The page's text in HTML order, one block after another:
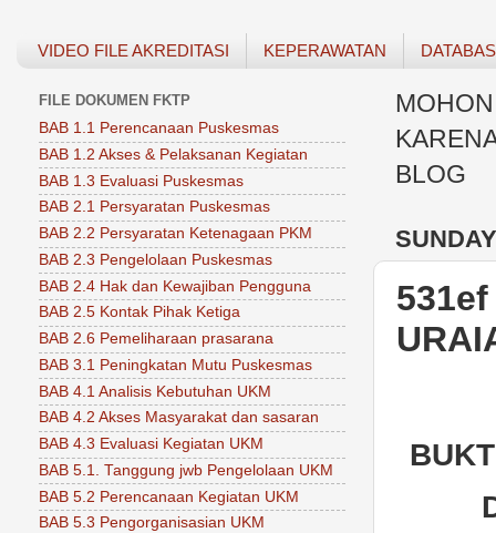
VIDEO FILE AKREDITASI KEPERAWATAN
BLOG
FILE DOKUMEN FKTP
BAB 1.1 Perencanaan Puskesmas
BAB 1.2 Akses & Pelaksanan Kegiatan
BAB 1.3 Evaluasi Puskesmas
BAB 2.1 Persyaratan Puskesmas
BAB 2.2 Persyaratan Ketenagaan PKM
BAB 2.3 Pengelolaan Puskesmas
BAB 2.4 Hak dan Kewajiban Pengguna
BAB 2.5 Kontak Pihak Ketiga
BAB 2.6 Pemeliharaan prasarana
BAB 3.1 Peningkatan Mutu Puskesmas
BAB 4.1 Analisis Kebutuhan UKM
BAB 4.2 Akses Masyarakat dan sasaran
BAB 4.3 Evaluasi Kegiatan UKM
BAB 5.1. Tanggung jwb Pengelolaan UKM
BAB 5.2 Perencanaan Kegiatan UKM
BAB 5.3 Pengorganisasian UKM